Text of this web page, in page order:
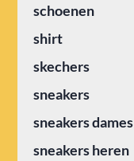
schoenen
shirt
skechers
sneakers
sneakers dames
sneakers heren